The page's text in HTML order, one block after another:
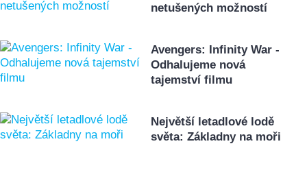
netušených možností
Avengers: Infinity War -
Odhalujeme nová
tajemství filmu
Největší letadlové lodě
světa: Základny na moři